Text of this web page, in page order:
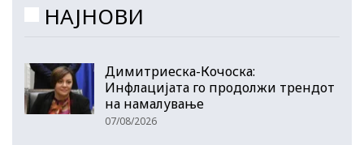
НАЈНОВИ
Димитриеска-Кочоска:
Инфлацијата го продолжи трендот
на намалување
07/08/2026